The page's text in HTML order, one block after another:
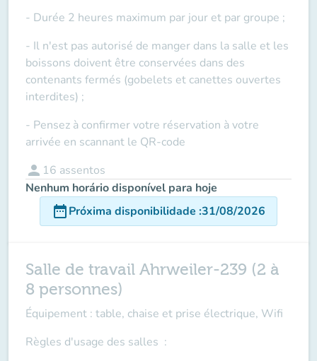
- Durée 2 heures maximum par jour et par groupe ;
- Il n'est pas autorisé de manger dans la salle et les
boissons doivent être conservées dans des
contenants fermés (gobelets et canettes ouvertes
interdites) ;
- Pensez à confirmer votre réservation à votre
arrivée en scannant le QR-code
person 16 assentos
Nenhum horário disponível para hoje
date_rangePróxima disponibilidade :31/08/2026
Salle de travail Ahrweiler-239 (2 à
8 personnes)
Équipement : table, chaise et prise électrique, Wifi
Règles d'usage des salles :